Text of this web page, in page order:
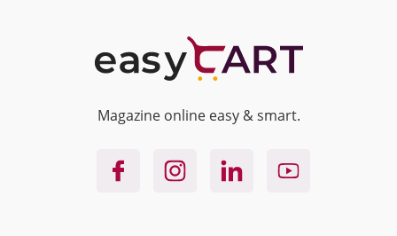
Magazine online easy & smart.